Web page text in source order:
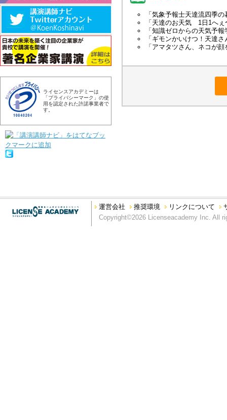
ライセンスアカデミーは
「プライバシーマーク」の使
用を認定された許諾事業者で
す。
「気象予報士天達流四季
「天達のお天気 1日1へ
「知識ゼロからの天気予報
「ギモンかいけつ！天達
「アマタツさん、ネコが
運営会社 推奨環境 リンクについて
Copyright©2026 Licenseacademy Inc. All